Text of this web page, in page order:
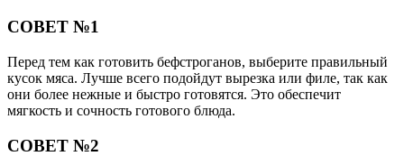
СОВЕТ №1
Перед тем как готовить бефстроганов, выберите правильный
кусок мяса. Лучше всего подойдут вырезка или филе, так как
они более нежные и быстро готовятся. Это обеспечит
мягкость и сочность готового блюда.
СОВЕТ №2